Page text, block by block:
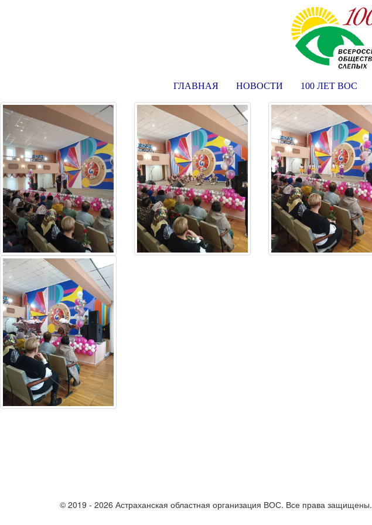
ГЛАВНАЯ НОВОСТИ 100 ЛЕТ ВОС
© 2019 - 2026 Астраханская областная организация ВОС. Все права защищены.